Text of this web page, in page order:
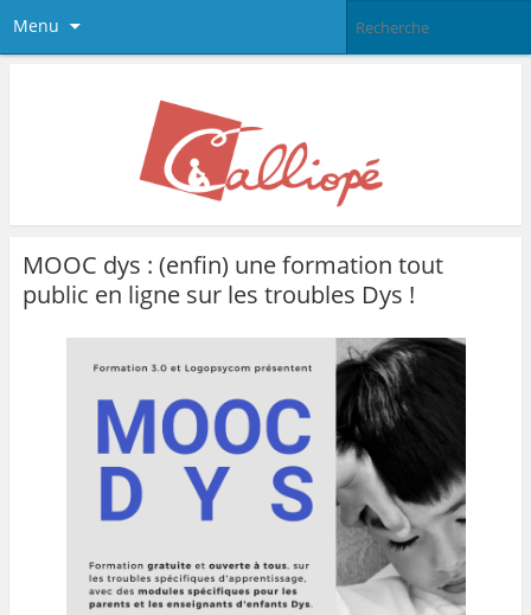
Menu
MOOC dys : (enfin) une formation tout
public en ligne sur les troubles Dys !